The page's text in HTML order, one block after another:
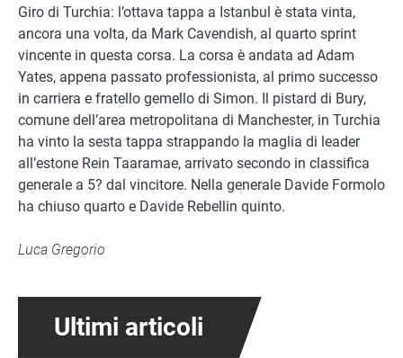
Giro di Turchia: l’ottava tappa a Istanbul è stata vinta,
ancora una volta, da Mark Cavendish, al quarto sprint
vincente in questa corsa. La corsa è andata ad Adam
Yates, appena passato professionista, al primo successo
in carriera e fratello gemello di Simon. Il pistard di Bury,
comune dell’area metropolitana di Manchester, in Turchia
ha vinto la sesta tappa strappando la maglia di leader
all’estone Rein Taaramae, arrivato secondo in classifica
generale a 5? dal vincitore. Nella generale Davide Formolo
ha chiuso quarto e Davide Rebellin quinto.
Luca Gregorio
Ultimi articoli